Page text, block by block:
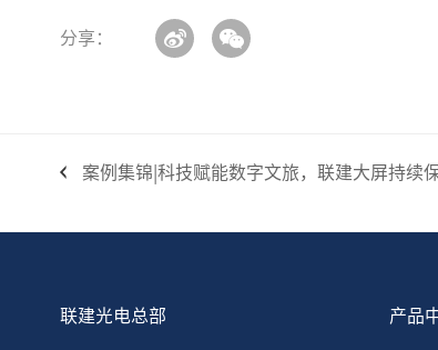
分享：
案例集锦|科技赋能数字文旅，联建大屏持续
联建光电总部 产品